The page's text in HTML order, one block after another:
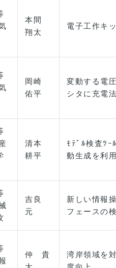
本間
翔太
電子工作キ
岡崎
佑平
変動する電
シタに充電
清本
耕平
ﾓﾃﾞﾙ検査ﾂｰ
動生成を利
吉良
元
新しい情報
フェースの
仲 貴
湾岸領域を